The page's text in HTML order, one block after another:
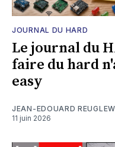
JOURNAL DU HARD
Le journal du
faire du hard
easy
JEAN-EDOUARD
11 juin 2026